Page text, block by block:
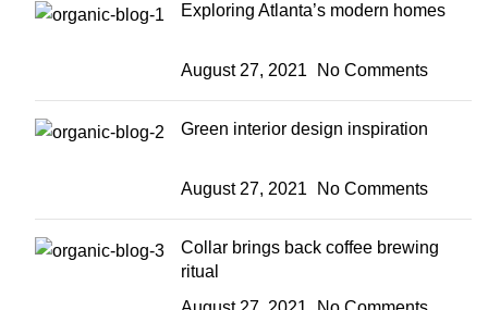
Exploring Atlanta’s modern homes
August 27, 2021 No Comments
Green interior design inspiration
August 27, 2021 No Comments
Collar brings back coffee brewing
ritual